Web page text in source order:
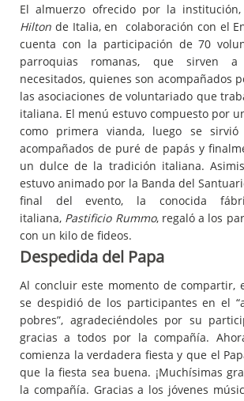
El almuerzo ofrecido por la institución,
Hilton de Italia, en colaboración con el
cuenta con la participación de 70
parroquias romanas, que sirven
necesitados, quienes son acompañados
las asociaciones de voluntariado que
italiana. El menú estuvo compuesto por
como primera vianda, luego se
acompañados de puré de papás y
un dulce de la tradición italiana.
estuvo animado por la Banda del
final del evento, la conocida
italiana, Pastificio Rummo, regaló a los
con un kilo de fideos.
Despedida del Papa
Al concluir este momento de compartir,
se despidió de los participantes en el
pobres”, agradeciéndoles por su
gracias a todos por la compañía.
comienza la verdadera fiesta y que el
que la fiesta sea buena. ¡Muchísimas
la compañía. Gracias a los jóvenes